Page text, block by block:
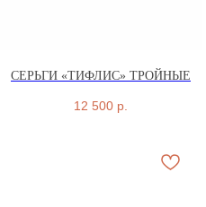
СЕРЬГИ «ТИФЛИС» ТРОЙНЫЕ
12 500 р.